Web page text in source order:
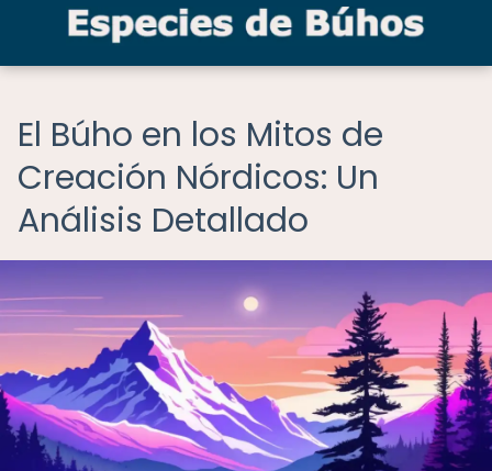
El Búho en los Mitos de
Creación Nórdicos: Un
Análisis Detallado